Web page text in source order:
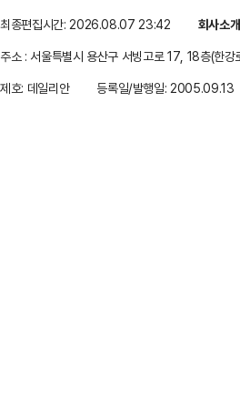
최종편집시간: 2026.08.07 23:42 회사소개
주소 : 서울특별시 용산구 서빙고로 17, 18층(한
제호: 데일리안
등록일/발행일: 2005.09.13